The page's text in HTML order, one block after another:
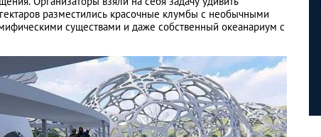
разместились красочные клумбы с необычными
существами и даже собственный океанариум с
Межкультурные браки: как
тайскими женами
LIFESTYLE